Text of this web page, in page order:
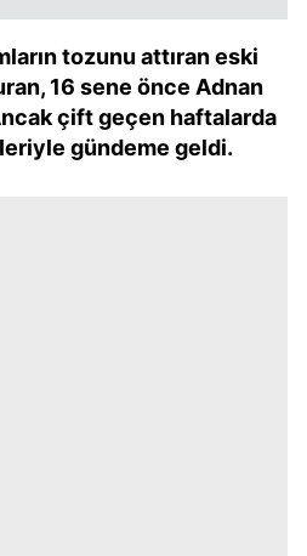
tozunu attıran eski
16 sene önce Adnan
çift geçen haftalarda
gündeme geldi.